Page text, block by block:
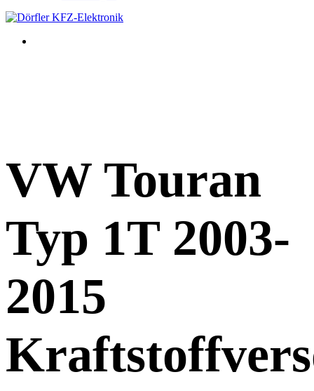
VW Touran
Typ 1T 2003-
2015